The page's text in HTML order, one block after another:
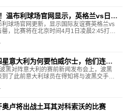
温布利球场官网显示，英格兰vs日本
球场官网更新，显示国际友谊赛英格兰vs
罄，比赛将在北京时间4月1日凌晨2:45打
目前欧洲容量第二大的球场，可容
意大利为何要怕威尔士，他们连续
很大
黑对阵意大利的赛前新闻发布会上，波黑
了此前意大利球员在得知将与波黑交手时
关】提前开香槟？意大利球员庆
奥卢将出战土耳其对科索沃的比赛